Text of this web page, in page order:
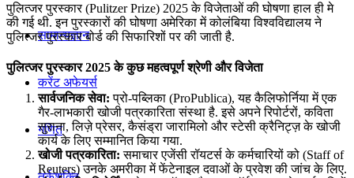
सामान्यज्ञान
करेंट अफेयर्स
गणित
पुलित्जर पुरस्कार (Pulitzer Prize) 2025 के विजेताओं की घोषणा हाल ही मे
की गई थी. इन पुरस्कारों की घोषणा अमेरिका में कोलंबिया विश्वविद्यालय ने
पुलित्जर पुरस्कार बोर्ड की सिफारिशों पर की जाती है.
पुलित्जर पुरस्कार 2025 के कुछ महत्वपूर्ण श्रेणी और विजेता
सार्वजनिक सेवा: प्रो-पब्लिका (ProPublica), यह कैलिफोर्निया में एक
गैर-लाभकारी खोजी पत्रकारिता संस्था है. इसे अपने रिपोर्टरों, कविता
सुराना, लिज़े प्रेसर, कैसंड्रा जारामिलो और स्टेसी क्रैनिट्ज़ के खोजी
कार्य के लिए सम्मानित किया गया.
खोजी पत्रकारिता: समाचार एजेंसी रॉयटर्स के कर्मचारियों को (Staff of
Reuters) उनके अमरीका में फेंटेनाइल दवाओं के प्रवेश की जांच के लिए.